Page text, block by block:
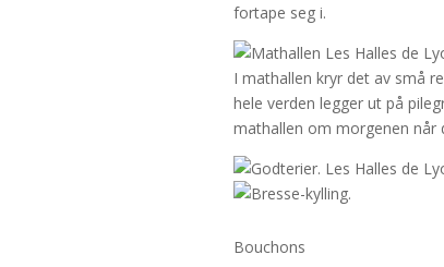
fortape seg i.
I mathallen kryr det av små
hele verden legger ut på
mathallen om morgenen når
Bouchons